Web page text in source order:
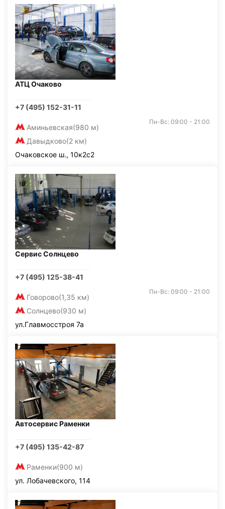
АТЦ Очаково
+7 (495) 152-31-11
Аминьевская(980 м)
Давыдково(2 км)
Пн-Вс: 09:00 - 21:00
Очаковское ш., 10к2с2
Сервис Солнцево
+7 (495) 125-38-41
Говорово(1,35 км)
Солнцево(930 м)
Пн-Вс: 09:00 - 21:00
ул.Главмосстроя 7а
Автосервис Раменки
+7 (495) 135-42-87
Раменки(900 м)
ул. Лобачевского, 114